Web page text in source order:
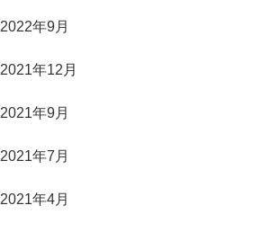
2022年9月
2021年12月
2021年9月
2021年7月
2021年4月